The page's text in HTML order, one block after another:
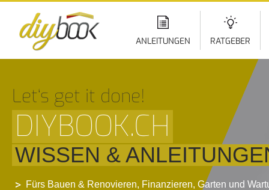
ANLEITUNGEN RATGEBER
Let‘s get it done!
DIYBOOK.CH
WISSEN &
Fürs Bauen & Renovieren, Finanzieren, Garten und